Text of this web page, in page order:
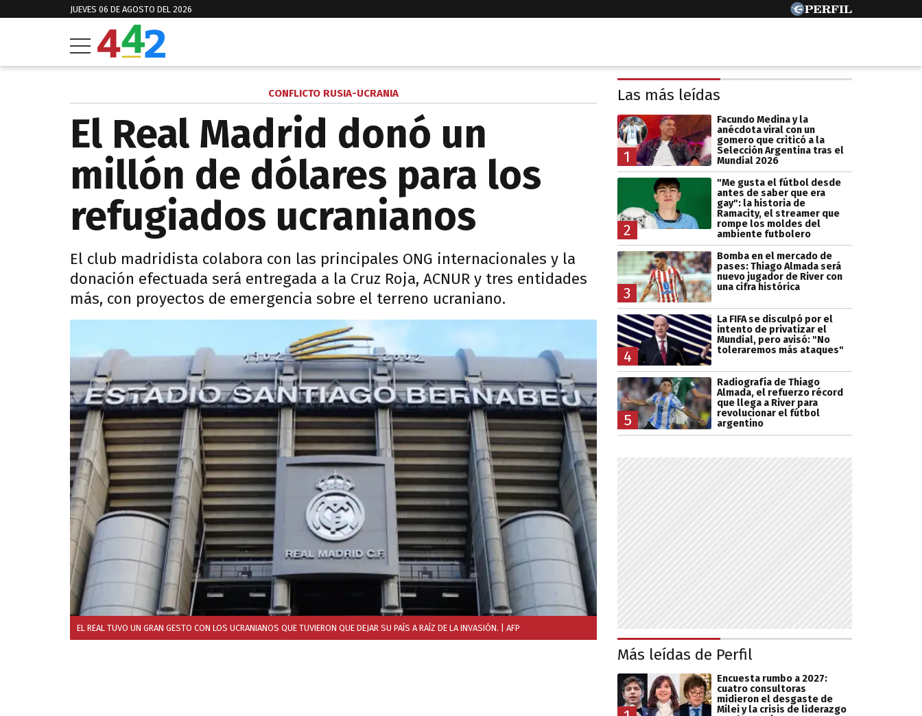
JUEVES 06 DE AGOSTO DEL 2026
CONFLICTO RUSIA-UCRANIA
El Real Madrid donó un
millón de dólares para los
refugiados ucranianos
El club madridista colabora con las principales ONG internacionales y la
donación efectuada será entregada a la Cruz Roja, ACNUR y tres entidades
más, con proyectos de emergencia sobre el terreno ucraniano.
EL REAL TUVO UN GRAN GESTO CON LOS UCRANIANOS QUE TUVIERON QUE DEJAR SU PAÍS A RAÍZ DE LA INVASIÓN. | AFP
Las más leídas
1
Facundo Medina y la
anécdota viral con un
gomero que criticó a la
Selección Argentina tras el
Mundial 2026
2
"Me gusta el fútbol desde
antes de saber que era
gay": la historia de
Ramacity, el streamer que
rompe los moldes del
ambiente futbolero
3
Bomba en el mercado de
pases: Thiago Almada será
nuevo jugador de River con
una cifra histórica
4
La FIFA se disculpó por el
intento de privatizar el
Mundial, pero avisó: "No
toleraremos más ataques"
5
Radiografía de Thiago
Almada, el refuerzo récord
que llega a River para
revolucionar el fútbol
argentino
Más leídas de Perfil
Encuesta rumbo a 2027:
cuatro consultoras
midieron el desgaste de
Milei y la crisis de liderazgo